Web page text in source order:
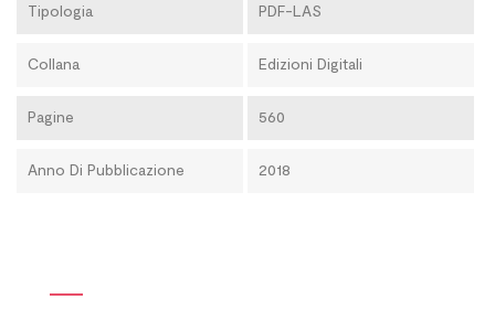
Tipologia PDF-LAS
Collana Edizioni Digitali
Pagine 560
Anno Di Pubblicazione 2018